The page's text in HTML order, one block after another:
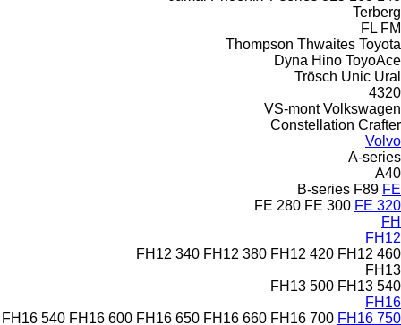
Terberg
FL FM
Thompson Thwaites Toyota
Dyna Hino ToyoAce
Trösch Unic Ural
4320
VS-mont Volkswagen
Constellation Crafter
Volvo
A-series
A40
B-series F89 FE
FE 280 FE 300 FE 320
FH
FH12
FH12 340 FH12 380 FH12 420 FH12 460
FH13
FH13 500 FH13 540
FH16
FH16 540 FH16 600 FH16 650 FH16 660 FH16 700 FH16 750